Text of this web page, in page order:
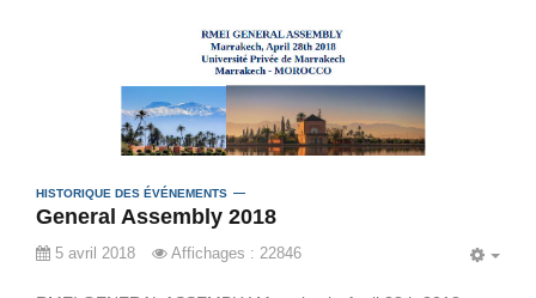
HISTORIQUE DES ÉVÉNEMENTS
General Assembly 2018
5 avril 2018 Affichages : 22846